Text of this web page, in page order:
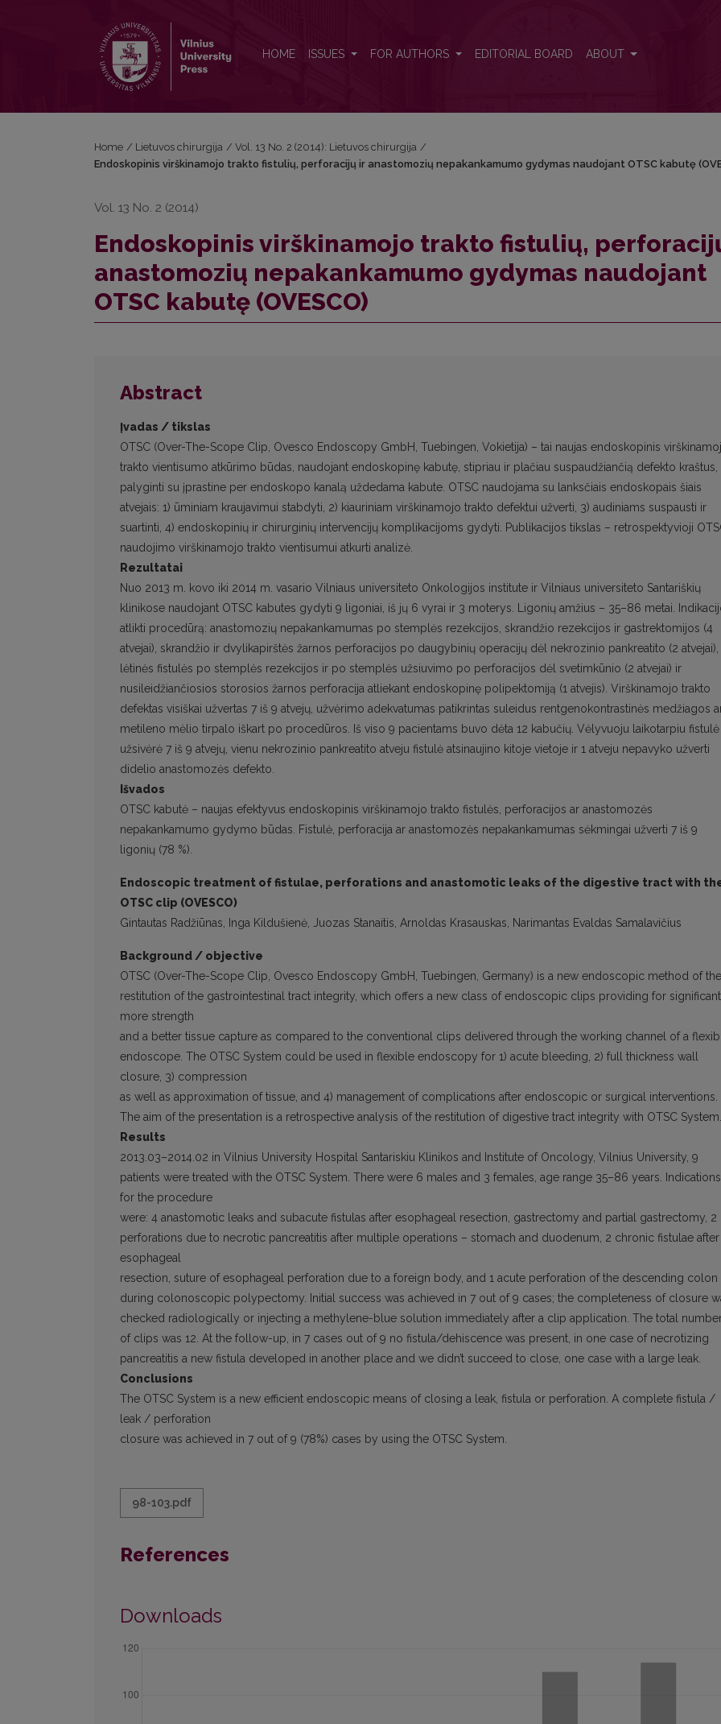
HOME ISSUES FOR AUTHORS EDITORIAL BOARD ABOUT
Home / Lietuvos chirurgija / Vol. 13 No. 2 (2014): Lietuvos chirurgija /
Endoskopinis virškinamojo trakto fistulių, perforacijų ir anastomozių nepakankamumo gydymas naudojant OTSC kabutę
Vol. 13 No. 2 (2014)
Endoskopinis virškinamojo trakto fistulių,
anastomozių nepakankamumo gydymas naudojant
OTSC kabutę (OVESCO)
Abstract
Įvadas / tikslas
OTSC (Over-The-Scope Clip, Ovesco Endoscopy GmbH, Tuebingen, Vokietija) – tai naujas endoskopinis
trakto vientisumo atkūrimo būdas, naudojant endoskopinę kabutę, stipriau ir plačiau suspaudžiančią defekto kraštus,
palyginti su įprastine per endoskopo kanalą uždedama kabute. OTSC naudojama su lanksčiais endoskopais šiais
atvejais: 1) ūminiam kraujavimui stabdyti, 2) kiauriniam virškinamojo trakto defektui užverti, 3) audiniams suspausti ir
suartinti, 4) endoskopinių ir chirurginių intervencijų komplikacijoms gydyti. Publikacijos tikslas – retrospektyvioji
naudojimo virškinamojo trakto vientisumui atkurti analizė.
Rezultatai
Nuo 2013 m. kovo iki 2014 m. vasario Vilniaus universiteto Onkologijos institute ir Vilniaus universiteto Santariškių
klinikose naudojant OTSC kabutes gydyti 9 ligoniai, iš jų 6 vyrai ir 3 moterys. Ligonių amžius – 35–86 metai.
atlikti procedūrą: anastomozių nepakankamumas po stemplės rezekcijos, skrandžio rezekcijos ir gastrektomijos (4
atvejai), skrandžio ir dvylikapirštės žarnos perforacijos po daugybinių operacijų dėl nekrozinio pankreatito (2 atvejai),
lėtinės fistulės po stemplės rezekcijos ir po stemplės užsiuvimo po perforacijos dėl svetimkūnio (2 atvejai) ir
nusileidžiančiosios storosios žarnos perforacija atliekant endoskopinę polipektomiją (1 atvejis). Virškinamojo trakto
defektas visiškai užvertas 7 iš 9 atvejų, užvėrimo adekvatumas patikrintas suleidus rentgenokontrastinės medžiagos
metileno mėlio tirpalo iškart po procedūros. Iš viso 9 pacientams buvo dėta 12 kabučių. Vėlyvuoju laikotarpiu fistulė
užsivėrė 7 iš 9 atvejų, vienu nekrozinio pankreatito atveju fistulė atsinaujino kitoje vietoje ir 1 atveju nepavyko užverti
didelio anastomozės defekto.
Išvados
OTSC kabutė – naujas efektyvus endoskopinis virškinamojo trakto fistulės, perforacijos ar anastomozės
nepakankamumo gydymo būdas. Fistulė, perforacija ar anastomozės nepakankamumas sėkmingai užverti 7 iš 9
ligonių (78 %).
Endoscopic treatment of fistulae, perforations and anastomotic leaks of the digestive tract with
OTSC clip (OVESCO)
Gintautas Radžiūnas, Inga Kildušienė, Juozas Stanaitis, Arnoldas Krasauskas, Narimantas Evaldas Samalavičius
Background / objective
OTSC (Over-The-Scope Clip, Ovesco Endoscopy GmbH, Tuebingen, Germany) is a new endoscopic method of the
restitution of the gastrointestinal tract integrity, which offers a new class of endoscopic clips providing for
more strength
and a better tissue capture as compared to the conventional clips delivered through the working channel of a
endoscope. The OTSC System could be used in flexible endoscopy for 1) acute bleeding, 2) full thickness wall
closure, 3) compression
as well as approximation of tissue, and 4) management of complications after endoscopic or surgical interventions.
The aim of the presentation is a retrospective analysis of the restitution of digestive tract integrity with OTSC System.
Results
2013.03–2014.02 in Vilnius University Hospital Santariskiu Klinikos and Institute of Oncology, Vilnius University, 9
patients were treated with the OTSC System. There were 6 males and 3 females, age range 35–86 years. Indications
for the procedure
were: 4 anastomotic leaks and subacute fistulas after esophageal resection, gastrectomy and partial gastrectomy, 2
perforations due to necrotic pancreatitis after multiple operations – stomach and duodenum, 2 chronic fistulae after
esophageal
resection, suture of esophageal perforation due to a foreign body, and 1 acute perforation of the descending colon
during colonoscopic polypectomy. Initial success was achieved in 7 out of 9 cases; the completeness of closure
checked radiologically or injecting a methylene-blue solution immediately after a clip application. The total
of clips was 12. At the follow-up, in 7 cases out of 9 no fistula/dehiscence was present, in one case of necrotizing
pancreatitis a new fistula developed in another place and we didn’t succeed to close, one case with a large leak.
Conclusions
The OTSC System is a new efficient endoscopic means of closing a leak, fistula or perforation. A complete fistula /
leak / perforation
closure was achieved in 7 out of 9 (78%) cases by using the OTSC System.
98-103.pdf
References
Downloads